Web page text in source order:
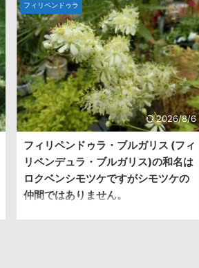
フィリペンドゥラ
2026/8/6
フィリペンドゥラ・ブルガリス (フィ
リペンデュラ・ブルガリス)の和名は
ロクベンシモツケですがシモツケの
仲間ではありません。